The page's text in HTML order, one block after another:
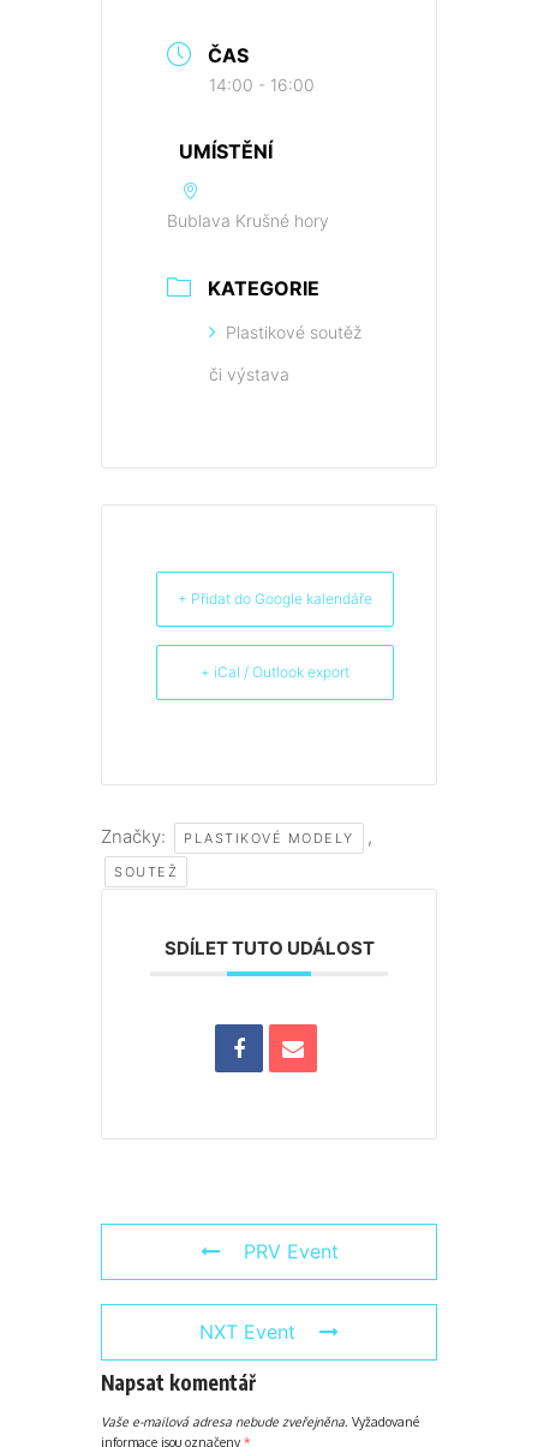
ČAS
14:00 - 16:00
UMÍSTĚNÍ
Bublava Krušné hory
KATEGORIE
Plastikové soutěž
či výstava
+ Přidat do Google kalendáře
+ iCal / Outlook export
Značky: PLASTIKOVÉ MODELY ,
SOUTEŽ
SDÍLET TUTO UDÁLOST
PRV Event
NXT Event
Napsat komentář
Vaše e-mailová adresa nebude zveřejněna. Vyžadované
informace jsou označeny *